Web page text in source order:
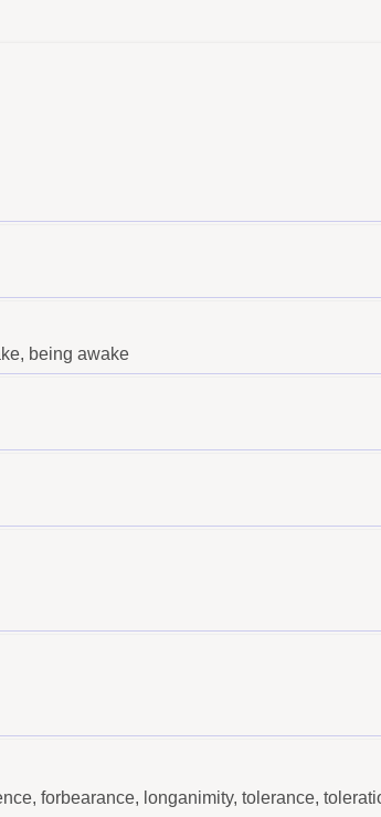
being awake
forbearance, longanimity, tolerance,